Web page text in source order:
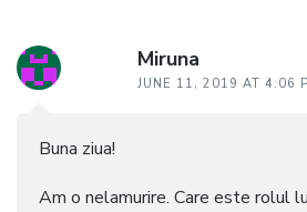
Miruna
JUNE 11, 2019 AT 4:06
Buna ziua!
Am o nelamurire. Care este rolul